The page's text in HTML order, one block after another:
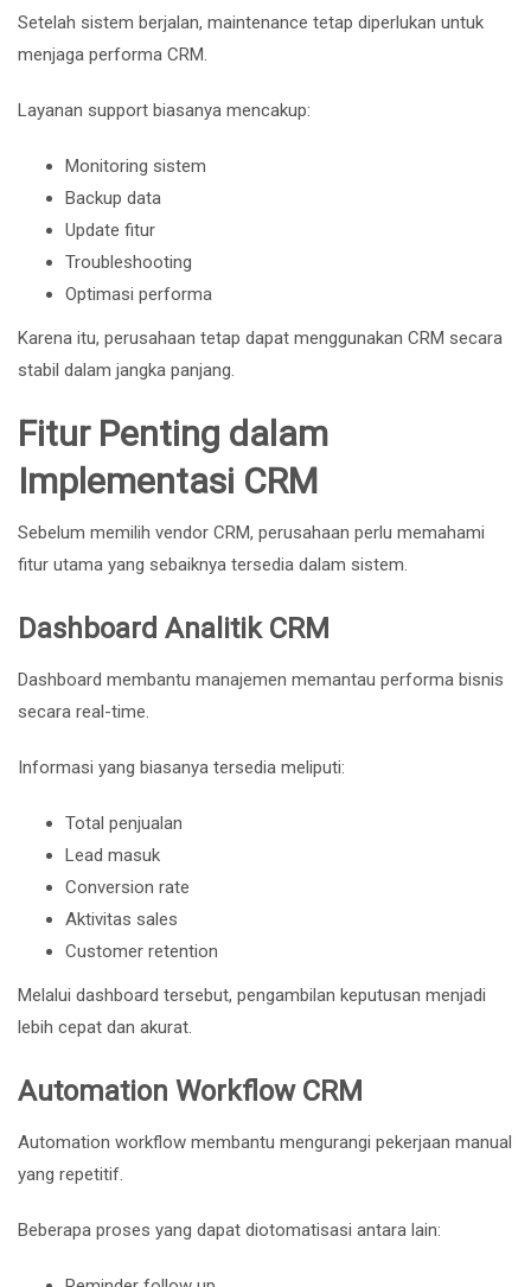
Setelah sistem berjalan, maintenance tetap diperlukan untuk
menjaga performa CRM.
Layanan support biasanya mencakup:
Monitoring sistem
Backup data
Update fitur
Troubleshooting
Optimasi performa
Karena itu, perusahaan tetap dapat menggunakan CRM secara
stabil dalam jangka panjang.
Fitur Penting dalam
Implementasi CRM
Sebelum memilih vendor CRM, perusahaan perlu memahami
fitur utama yang sebaiknya tersedia dalam sistem.
Dashboard Analitik CRM
Dashboard membantu manajemen memantau performa bisnis
secara real-time.
Informasi yang biasanya tersedia meliputi:
Total penjualan
Lead masuk
Conversion rate
Aktivitas sales
Customer retention
Melalui dashboard tersebut, pengambilan keputusan menjadi
lebih cepat dan akurat.
Automation Workflow CRM
Automation workflow membantu mengurangi pekerjaan manual
yang repetitif.
Beberapa proses yang dapat diotomatisasi antara lain: